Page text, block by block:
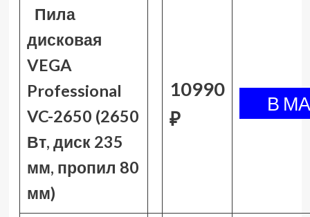
Пила
дисковая
VEGA
Professional
VC-2650 (2650
Вт, диск 235
мм, пропил 80
мм)
10990
₽